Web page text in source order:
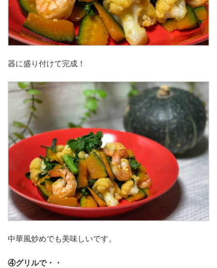
器に盛り付けて完成！
中華風炒めでも美味しいです。
④グリルで・・